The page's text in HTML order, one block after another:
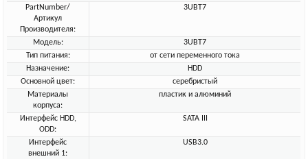
PartNumber/
Артикул
Производителя:
3UBT7
Модель:
3UBT7
Тип питания:
от сети переменного тока
Назначение:
HDD
Основной цвет:
серебристый
Материалы
корпуса:
пластик и алюминий
Интерфейс HDD,
ODD:
SATA III
Интерфейс
внешний 1:
USB3.0